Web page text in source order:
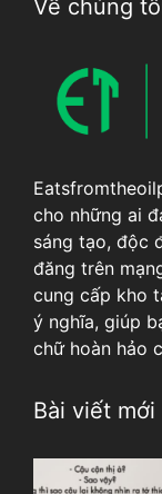
Về chúng
cho những ai
sáng tạo, độc
đăng trên
cung cấp kho
ý nghĩa, giúp
chữ hoàn hảo
Bài viết mới